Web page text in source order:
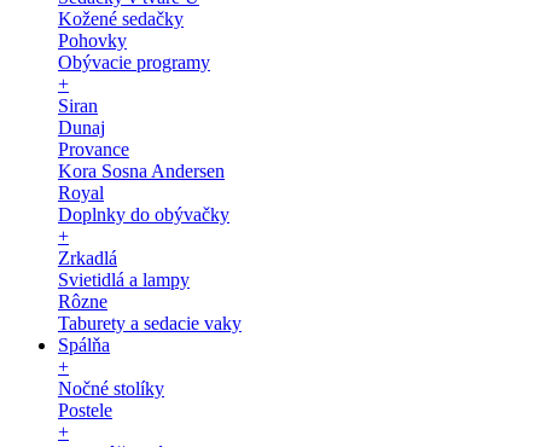
Kožené sedačky
Pohovky
Obývacie programy
+
Siran
Dunaj
Provance
Kora Sosna Andersen
Royal
Doplnky do obývačky
+
Zrkadlá
Svietidlá a lampy
Rôzne
Taburety a sedacie vaky
Spálňa
+
Nočné stolíky
Postele
+